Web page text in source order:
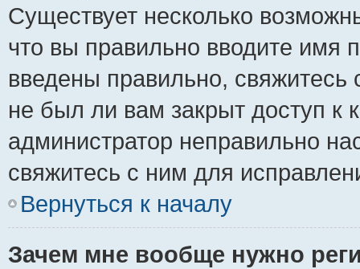
Существует несколько
что вы правильно вводите имя
введены правильно,
не был ли вам закрыт доступ к
администратор неправильно
свяжитесь с ним для
Вернуться к началу
Зачем мне вообще нужно